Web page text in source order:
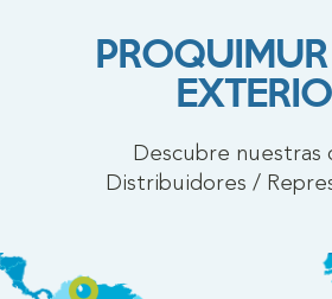
Descubre nuestras
Distribuidores /